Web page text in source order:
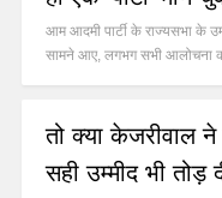
आम आदमी पार्टी के राज्यसभा के
सामने आए, लगभग सभी आलोचना
तो क्या केजरीवाल ने
सही उम्मीद भी तोड़